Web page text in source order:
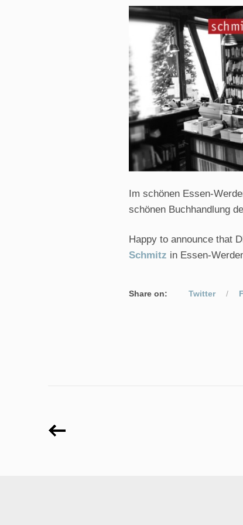
Im schönen Essen-
schönen Buchhandlung
Happy to announce that
Schmitz in Essen-
Share on: Twitter